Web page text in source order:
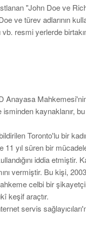
"John Doe ve
ve türev adlarının
vb. resmi yerlerde
Anayasa
isminden
Toronto'lu bir
11 yıl süren bir
iddia etmiştir.
vermiştir. Bu kişi,
celbi bir
keşif araçtır.
servis